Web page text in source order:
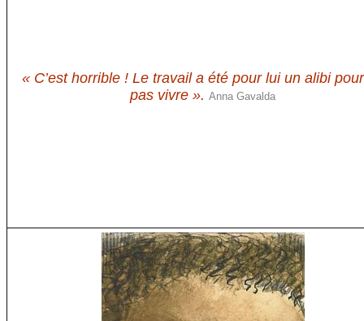
« C’est horrible ! Le travail a été pour lui un alibi
pas vivre ». Anna Gavalda